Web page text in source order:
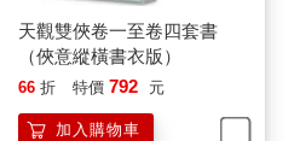
天觀雙俠卷一至卷四套書
（俠意縱橫書衣版）
66 折 特價 792 元
加入購物車